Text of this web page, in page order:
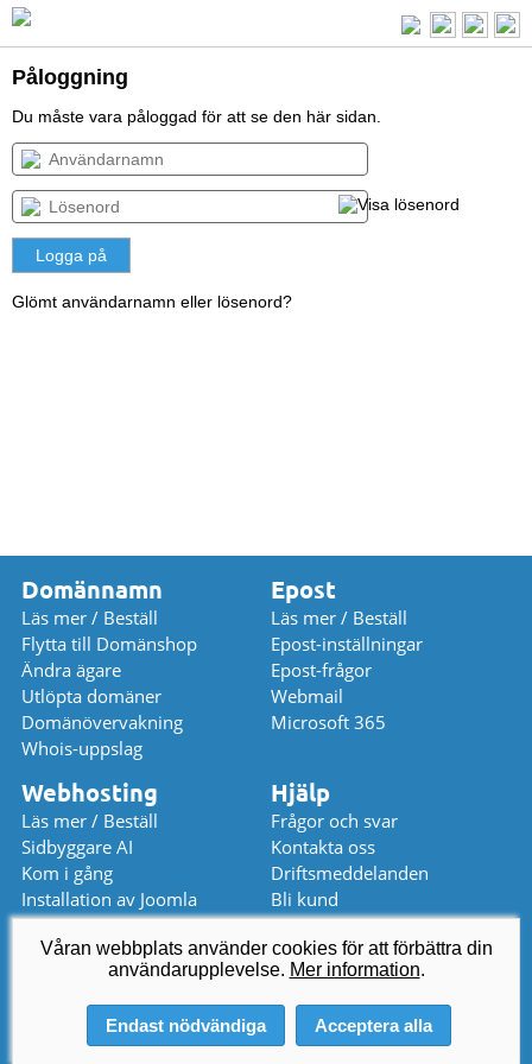
Påloggning
Du måste vara påloggad för att se den här sidan.
Glömt användarnamn eller lösenord?
Domännamn
Läs mer / Beställ
Flytta till Domänshop
Ändra ägare
Utlöpta domäner
Domänövervakning
Whois-uppslag
Epost
Läs mer / Beställ
Epost-inställningar
Epost-frågor
Webmail
Microsoft 365
Webhosting
Läs mer / Beställ
Sidbyggare AI
Kom i gång
Installation av Joomla
Installation av WordPress
Hjälp
Frågor och svar
Kontakta oss
Driftsmeddelanden
Bli kund
Prislista
kundservice@domanshop.se
08 559 367 52 (08-17)
© 2026 Domeneshop AS ·Om oss·
Våran webbplats använder cookies för att förbättra din
användarupplevelse. Mer information.
Endast nödvändiga Acceptera alla